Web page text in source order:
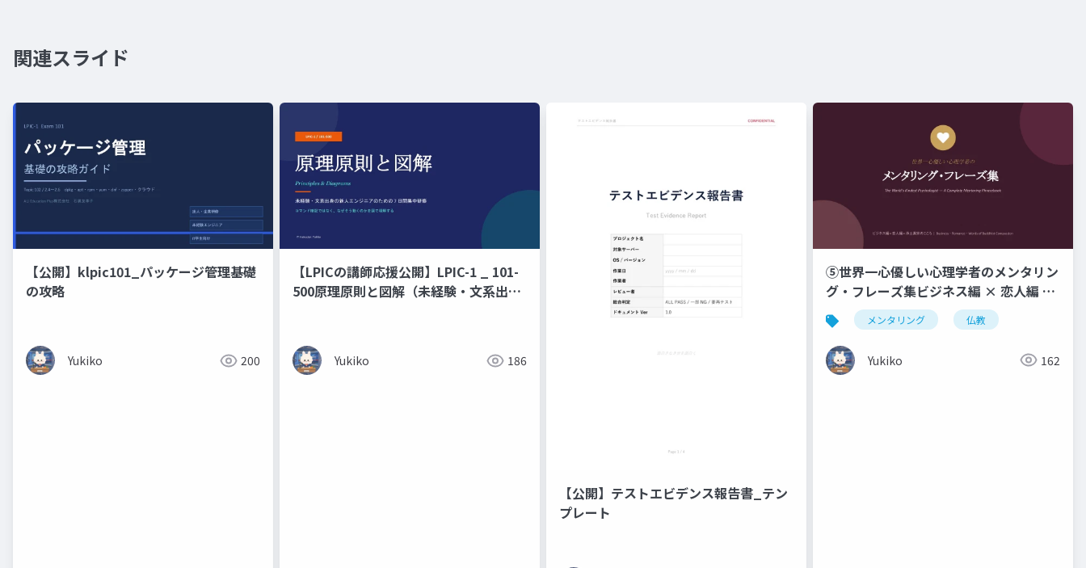
関連スライド
【公開】klpic101_パッケージ管理基礎
の攻略
Yukiko 200
【LPICの講師応援公開】LPIC-1 _ 101-
500原理原則と図解（未経験・文系出身
くのかを図で理解する編
Yukiko 186
【公開】テストエビデンス報告書_テン
プレート
⑤世界一心優しい心理学者のメンタリン
グ・フレーズ集ビジネス編 × 恋人編 ×
浄土真宗のこころ _ Business ・
Romance ・ Words of Buddhist
Compassion
メンタリング 仏教
Yukiko 162